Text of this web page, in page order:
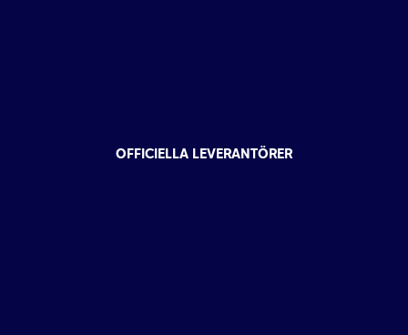
OFFICIELLA LEVERANTÖRER